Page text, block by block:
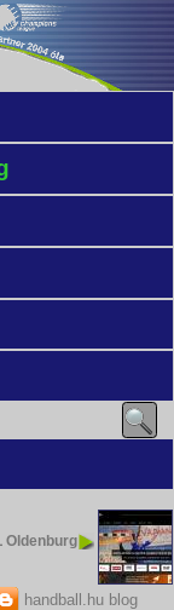
Oldenburg
handball.hu blog